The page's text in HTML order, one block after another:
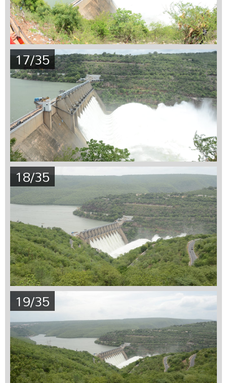
17/35
18/35
19/35